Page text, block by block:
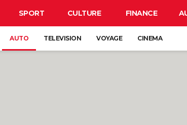
SPORT CULTURE FINANCE
AUTO TELEVISION VOYAGE CINEMA